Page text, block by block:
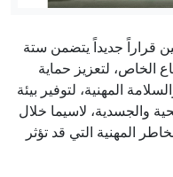
«كهرباء دبي»: تدشين 793 محطة توزيع
من 2026
قراراً جديداً يتضمن ستة
الخاص، لتعزيز حماية
المهنية، لتوفير بيئة
والجسدية، لاسيما خلال
المهنية التي قد تؤثر